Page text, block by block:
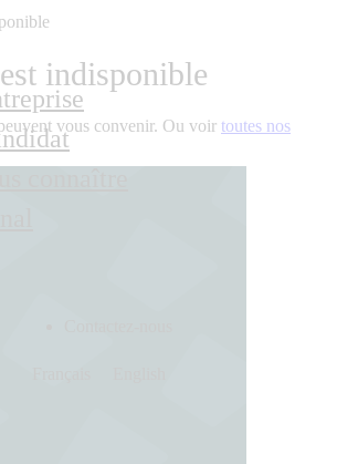
indisponible
vous convenir. Ou voir toutes nos